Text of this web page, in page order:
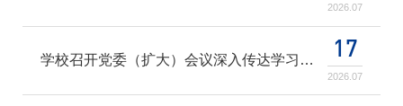
2026.07
学校召开党委（扩大）会议深入传达学习全国公安厅局长座谈会精神 17
2026.07